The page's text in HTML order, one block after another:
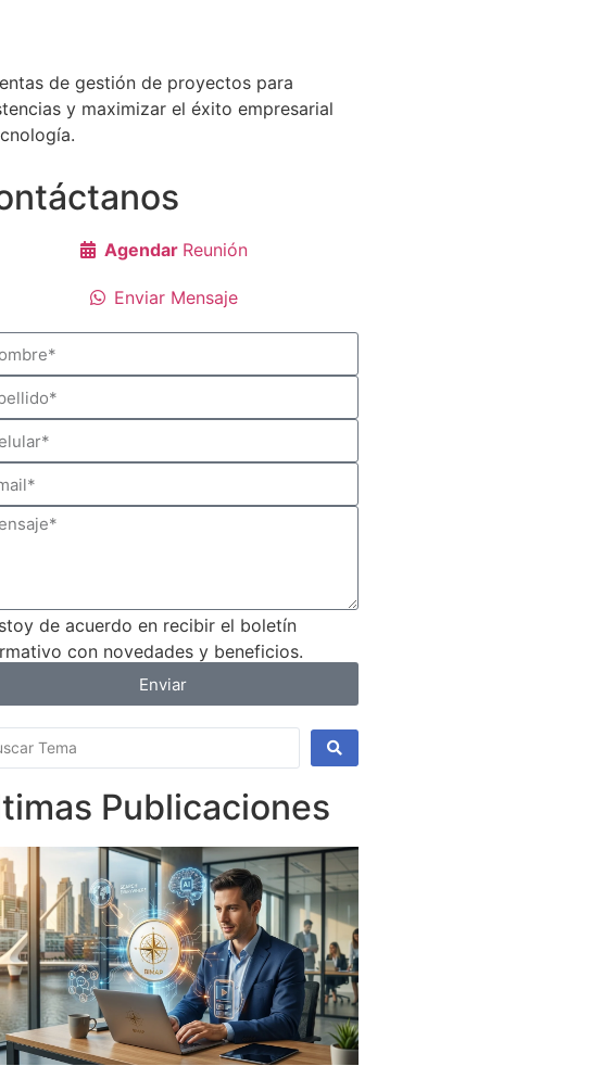
de gestión de proyectos para
y maximizar el éxito empresarial
Agendar Reunión
Enviar Mensaje
de acuerdo en recibir el boletín
con novedades y beneficios.
Enviar
Publicaciones